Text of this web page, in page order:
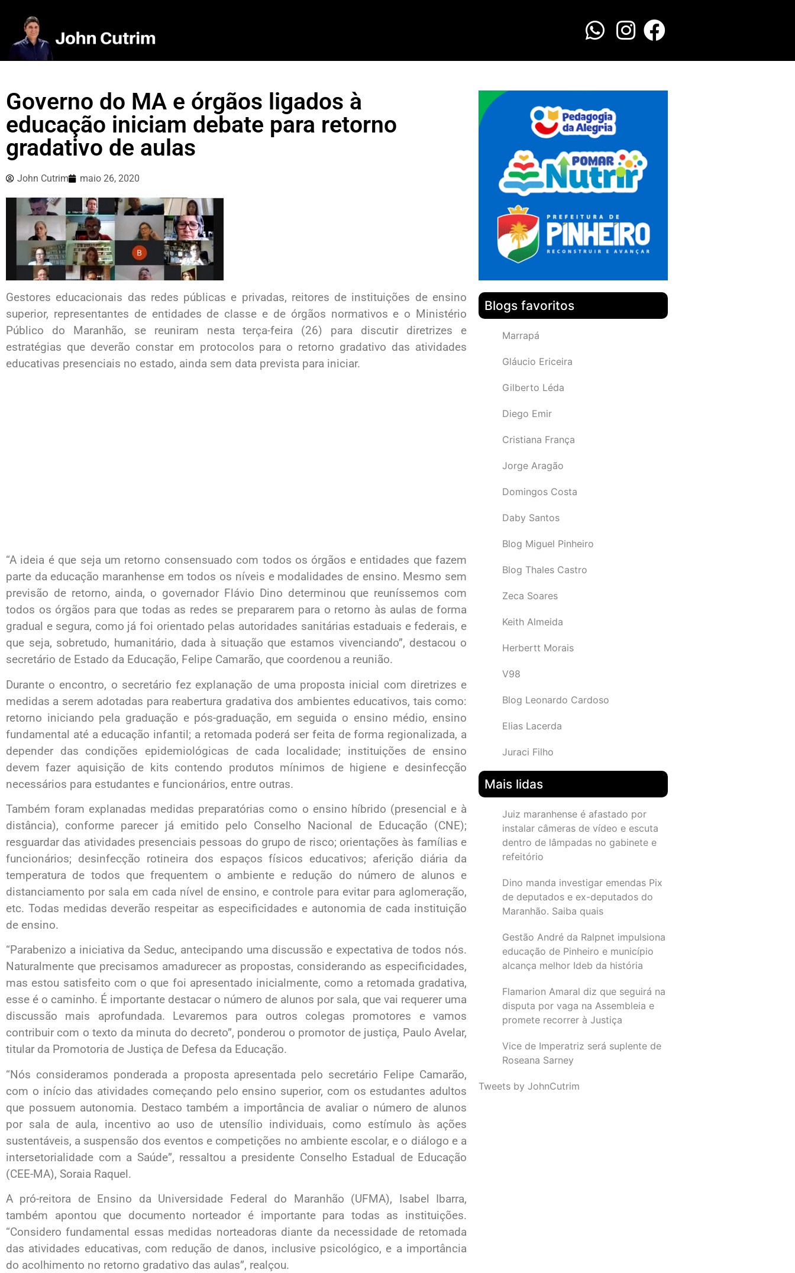
Governo do MA e órgãos ligados à
educação iniciam debate para retorno
gradativo de aulas
John Cutrim maio 26, 2020
Gestores educacionais das redes públicas e privadas, reitores de instituições de ensino
superior, representantes de entidades de classe e de órgãos normativos e o Ministério
Público do Maranhão, se reuniram nesta terça-feira (26) para discutir diretrizes e
estratégias que deverão constar em protocolos para o retorno gradativo das atividades
educativas presenciais no estado, ainda sem data prevista para iniciar.
“A ideia é que seja um retorno consensuado com todos os órgãos e entidades que fazem
parte da educação maranhense em todos os níveis e modalidades de ensino. Mesmo sem
previsão de retorno, ainda, o governador Flávio Dino determinou que reuníssemos com
todos os órgãos para que todas as redes se prepararem para o retorno às aulas de forma
gradual e segura, como já foi orientado pelas autoridades sanitárias estaduais e federais, e
que seja, sobretudo, humanitário, dada à situação que estamos vivenciando”, destacou o
secretário de Estado da Educação, Felipe Camarão, que coordenou a reunião.
Durante o encontro, o secretário fez explanação de uma proposta inicial com diretrizes e
medidas a serem adotadas para reabertura gradativa dos ambientes educativos, tais como:
retorno iniciando pela graduação e pós-graduação, em seguida o ensino médio, ensino
fundamental até a educação infantil; a retomada poderá ser feita de forma regionalizada, a
depender das condições epidemiológicas de cada localidade; instituições de ensino
devem fazer aquisição de kits contendo produtos mínimos de higiene e desinfecção
necessários para estudantes e funcionários, entre outras.
Também foram explanadas medidas preparatórias como o ensino híbrido (presencial e à
distância), conforme parecer já emitido pelo Conselho Nacional de Educação (CNE);
resguardar das atividades presenciais pessoas do grupo de risco; orientações às famílias e
funcionários; desinfecção rotineira dos espaços físicos educativos; aferição diária da
temperatura de todos que frequentem o ambiente e redução do número de alunos e
distanciamento por sala em cada nível de ensino, e controle para evitar para aglomeração,
etc. Todas medidas deverão respeitar as especificidades e autonomia de cada instituição
de ensino.
“Parabenizo a iniciativa da Seduc, antecipando uma discussão e expectativa de todos nós.
Naturalmente que precisamos amadurecer as propostas, considerando as especificidades,
mas estou satisfeito com o que foi apresentado inicialmente, como a retomada gradativa,
esse é o caminho. É importante destacar o número de alunos por sala, que vai requerer uma
discussão mais aprofundada. Levaremos para outros colegas promotores e vamos
contribuir com o texto da minuta do decreto”, ponderou o promotor de justiça, Paulo Avelar,
titular da Promotoria de Justiça de Defesa da Educação.
“Nós consideramos ponderada a proposta apresentada pelo secretário Felipe Camarão,
com o início das atividades começando pelo ensino superior, com os estudantes adultos
que possuem autonomia. Destaco também a importância de avaliar o número de alunos
por sala de aula, incentivo ao uso de utensílio individuais, como estímulo às ações
sustentáveis, a suspensão dos eventos e competições no ambiente escolar, e o diálogo e a
intersetorialidade com a Saúde”, ressaltou a presidente Conselho Estadual de Educação
(CEE-MA), Soraia Raquel.
A pró-reitora de Ensino da Universidade Federal do Maranhão (UFMA), Isabel Ibarra,
também apontou que documento norteador é importante para todas as instituições.
“Considero fundamental essas medidas norteadoras diante da necessidade de retomada
das atividades educativas, com redução de danos, inclusive psicológico, e a importância
do acolhimento no retorno gradativo das aulas”, realçou.
Blogs favoritos
Marrapá
Gláucio Ericeira
Gilberto Léda
Diego Emir
Cristiana França
Jorge Aragão
Domingos Costa
Daby Santos
Blog Miguel Pinheiro
Blog Thales Castro
Zeca Soares
Keith Almeida
Herbertt Morais
V98
Blog Leonardo Cardoso
Elias Lacerda
Juraci Filho
Mais lidas
Juiz maranhense é afastado por
instalar câmeras de vídeo e escuta
dentro de lâmpadas no gabinete e
refeitório
Dino manda investigar emendas Pix
de deputados e ex-deputados do
Maranhão. Saiba quais
Gestão André da Ralpnet impulsiona
educação de Pinheiro e município
alcança melhor Ideb da história
Flamarion Amaral diz que seguirá na
disputa por vaga na Assembleia e
promete recorrer à Justiça
Vice de Imperatriz será suplente de
Roseana Sarney
Tweets by JohnCutrim